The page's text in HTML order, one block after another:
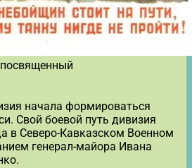
начала формироваться
Свой боевой путь дивизия
в Северо-Кавказском Военном
генерал-майора Ивана